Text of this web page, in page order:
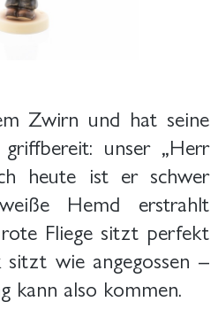
Zwirn und hat seine
unser „Herr
heute ist er schwer
Hemd erstrahlt
Fliege sitzt perfekt
wie angegossen –
kann also kommen.